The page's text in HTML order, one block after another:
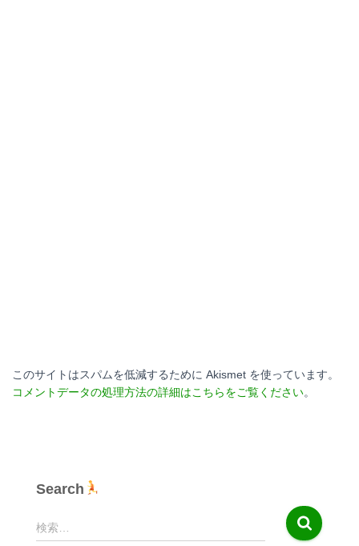
このサイトはスパムを低減するために Akismet を使っています。
コメントデータの処理方法の詳細はこちらをご覧ください。
Search
検
索
検索…